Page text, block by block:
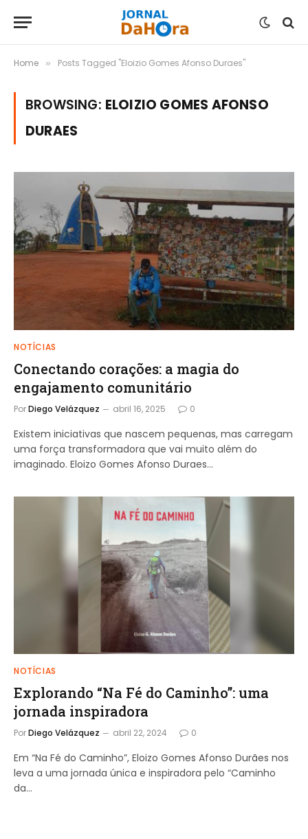
Home » Posts Tagged "Eloizio Gomes Afonso Duraes"
BROWSING: ELOIZIO GOMES AFONSO
DURAES
NOTÍCIAS
Conectando corações: a magia do
engajamento comunitário
PorDiego Velázquez abril 16, 2025 0
Existem iniciativas que nascem pequenas, mas carregam
uma força transformadora que vai muito além do
imaginado. Eloizo Gomes Afonso Duraes…
NOTÍCIAS
Explorando “Na Fé do Caminho”: uma
jornada inspiradora
PorDiego Velázquez abril 22, 2024 0
Em “Na Fé do Caminho”, Eloizo Gomes Afonso Durães nos
leva a uma jornada única e inspiradora pelo “Caminho
da…